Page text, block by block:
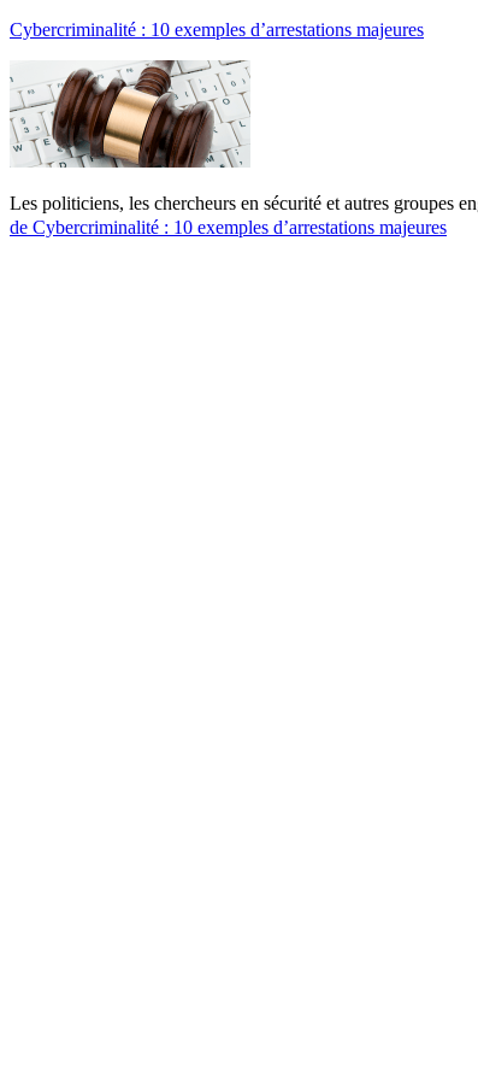
Cybercriminalité : 10 exemples d’arrestations majeures
Les politiciens, les chercheurs en sécurité et autres groupes
de Cybercriminalité : 10 exemples d’arrestations majeures